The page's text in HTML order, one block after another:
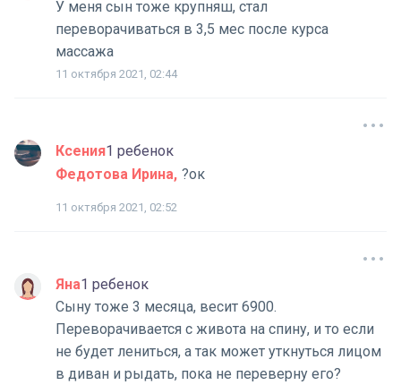
У меня сын тоже крупняш, стал
переворачиваться в 3,5 мес после курса
массажа
11 октября 2021, 02:44
Ксения1 ребенок
Федотова Ирина ?ок
11 октября 2021, 02:52
Яна1 ребенок
Сыну тоже 3 месяца, весит 6900.
Переворачивается с живота на спину, и то если
не будет лениться, а так может уткнуться лицом
в диван и рыдать, пока не переверну его?